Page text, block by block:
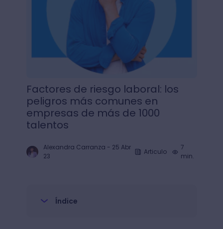
Factores de riesgo laboral: los
peligros más comunes en
empresas de más de 1000
talentos
Alexandra Carranza - 25 Abr
23
Articulo
7
min.
Índice